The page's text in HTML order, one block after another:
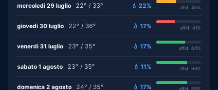
mercoledì 29 luglio 22° / 33° 💧 22% affid. 45%
giovedì 30 luglio 22° / 36° 💧 17% affid. 41%
venerdì 31 luglio 23° / 35° 💧 17% affid. 64%
sabato 1 agosto 23° / 35° 💧 11% affid. 69%
domenica 2 agosto 24° / 35° 💧 17% affid. 68%